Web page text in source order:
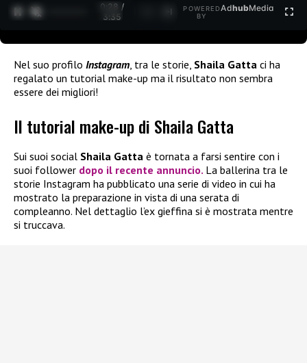
0:29 /
3:35
POWERED
BY
AdhubMedia
Nel suo profilo Instagram , tra le storie, Shaila Gatta ci ha
regalato un tutorial make-up ma il risultato non sembra
essere dei migliori!
Il tutorial make-up di Shaila Gatta
Sui suoi social Shaila Gatta è tornata a farsi sentire con i
suoi follower dopo il recente annuncio. La ballerina tra le
storie Instagram ha pubblicato una serie di video in cui ha
mostrato la preparazione in vista di una serata di
compleanno. Nel dettaglio l’ex gieffina si è mostrata mentre
si truccava.